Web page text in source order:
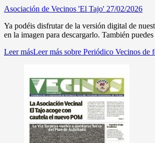
Asociación de Vecinos 'El Tajo' 27/02/2026
Ya podéis disfrutar de la versión digital de
en la imagen para descargarlo. También puedes
Leer másLeer más sobre Periódico Vecinos de